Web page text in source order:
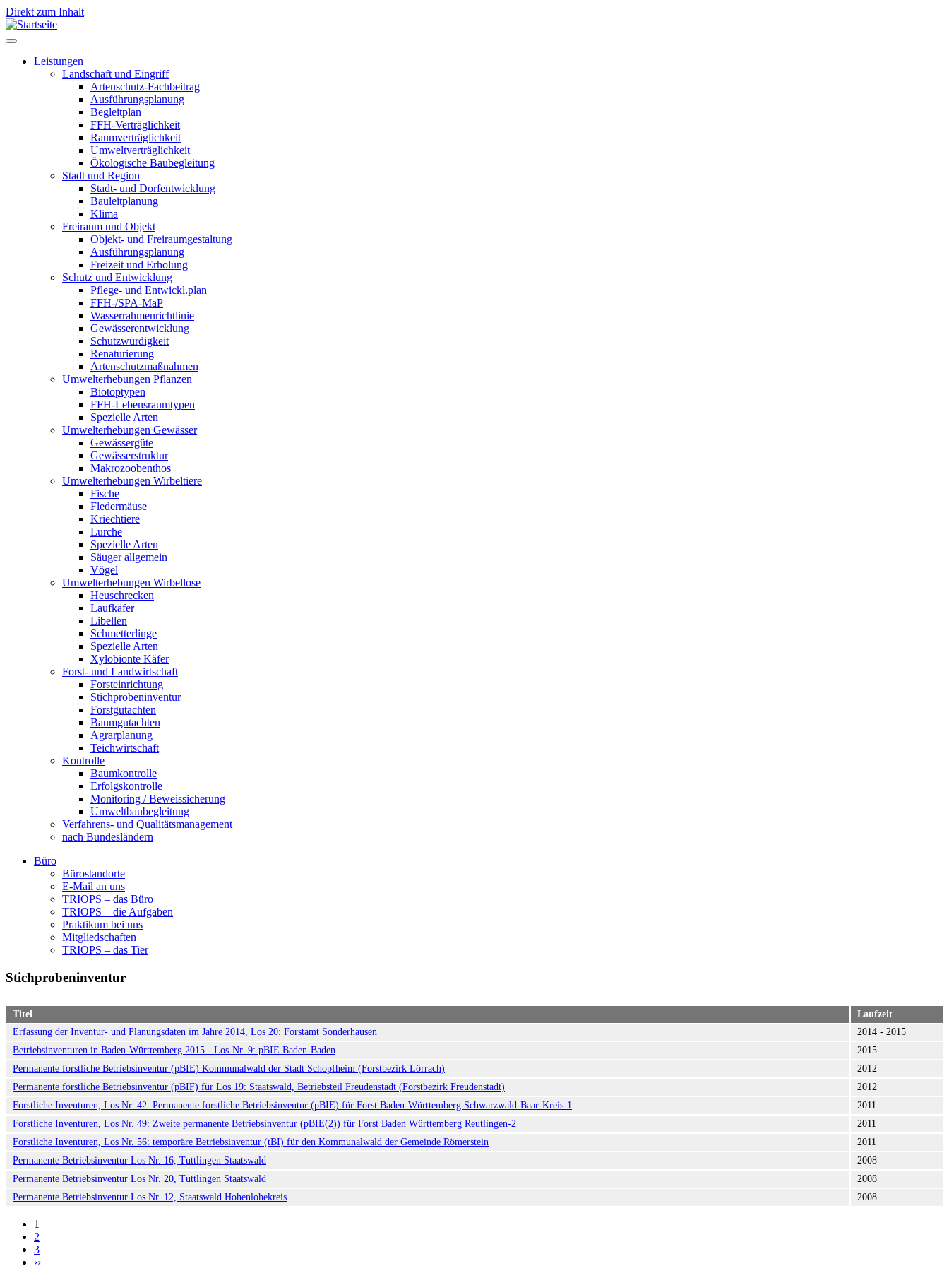
Direkt zum Inhalt
Leistungen
Leistungen
Landschaft und Eingriff
Artenschutz-Fachbeitrag
Ausführungsplanung
Begleitplan
FFH-Verträglichkeit
Raumverträglichkeit
Umweltverträglichkeit
Ökologische Baubegleitung
Stadt und Region
Stadt- und Dorfentwicklung
Bauleitplanung
Klima
Freiraum und Objekt
Objekt- und Freiraumgestaltung
Ausführungsplanung
Freizeit und Erholung
Schutz und Entwicklung
Pflege- und Entwickl.plan
FFH-/SPA-MaP
Wasserrahmenrichtlinie
Gewässerentwicklung
Schutzwürdigkeit
Renaturierung
Artenschutzmaßnahmen
Umwelterhebungen Pflanzen
Biotoptypen
FFH-Lebensraumtypen
Spezielle Arten
Umwelterhebungen Gewässer
Gewässergüte
Gewässerstruktur
Makrozoobenthos
Umwelterhebungen Wirbeltiere
Fische
Fledermäuse
Kriechtiere
Lurche
Spezielle Arten
Säuger allgemein
Vögel
Umwelterhebungen Wirbellose
Heuschrecken
Laufkäfer
Libellen
Schmetterlinge
Spezielle Arten
Xylobionte Käfer
Forst- und Landwirtschaft
Forsteinrichtung
Stichprobeninventur
Forstgutachten
Baumgutachten
Agrarplanung
Teichwirtschaft
Kontrolle
Baumkontrolle
Erfolgskontrolle
Monitoring / Beweissicherung
Umweltbaubegleitung
Verfahrens- und Qualitätsmanagement
nach Bundesländern
Büro
Bürostandorte
E-Mail an uns
TRIOPS – das Büro
TRIOPS – die Aufgaben
Praktikum bei uns
Mitgliedschaften
TRIOPS – das Tier
Stichprobeninventur
Titel
Laufzeit
Erfassung der Inventur- und Planungsdaten im Jahre 2014, Los 20: Forstamt Sonderhausen
2014 - 2015
Betriebsinventuren in Baden-Württemberg 2015 - Los-Nr. 9: pBIE Baden-Baden
2015
Permanente forstliche Betriebsinventur (pBIE) Kommunalwald der Stadt Schopfheim (Forstbezirk Lörrach)
2012
Permanente forstliche Betriebsinventur (pBIF) für Los 19: Staatswald, Betriebsteil Freudenstadt (Forstbezirk Freudenstadt)
2012
Forstliche Inventuren, Los Nr. 42: Permanente forstliche Betriebsinventur (pBIE) für Forst Baden-Württemberg Schwarzwald-Baar-Kreis-1
2011
Forstliche Inventuren, Los Nr. 49: Zweite permanente Betriebsinventur (pBIE(2)) für Forst Baden Württemberg Reutlingen-2
2011
Forstliche Inventuren, Los Nr. 56: temporäre Betriebsinventur (tBI) für den Kommunalwald der Gemeinde Römerstein
2011
Permanente Betriebsinventur Los Nr. 16, Tuttlingen Staatswald
2008
Permanente Betriebsinventur Los Nr. 20, Tuttlingen Staatswald
2008
Permanente Betriebsinventur Los Nr. 12, Staatswald Hohenlohekreis
2008
Seitennummerierung
1
2
3
››